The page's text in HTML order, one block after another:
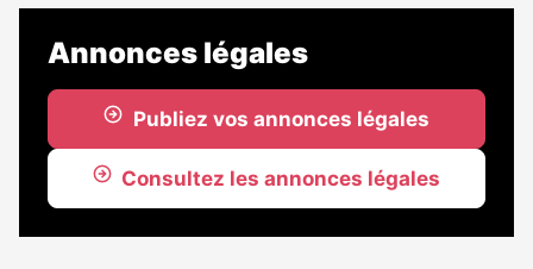
Annonces légales
Publiez vos annonces légales
Consultez les annonces légales